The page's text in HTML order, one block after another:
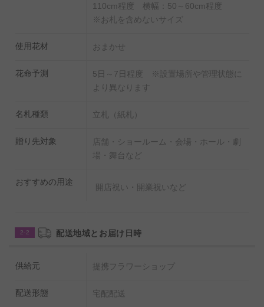
等はお届け先様とご相談いたします。
◆宅配
客様側で設置作業が必要となります。
スタンドの回収は行っておりません。
の処分をお願いしております。
◆こちらの商品にはお花のボリュームとスタンドサイズ
Ｍサイズ（高さ：115cm～）
110cm程度 横幅：50～60cm程度
※お札を含めないサイズ
使用花材 おまかせ
花命予測
5日～7日程度 ※設置場所や管理状態に
より異なります
名札種類 立札（紙札）
贈り先対象
店舗・ショールーム・会場・ホール・劇
場・舞台など
おすすめの用途
開店祝い・開業祝いなど
2-2 配送地域とお届け日時
供給元 提携フラワーショップ
配送形態 宅配配送